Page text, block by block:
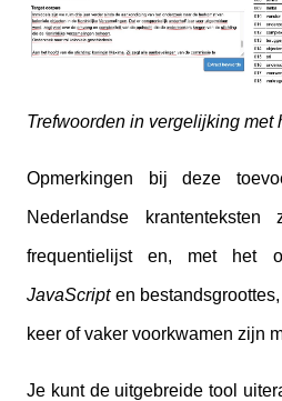
Trefwoorden in vergelijking met
Opmerkingen bij deze
Nederlandse
frequentielijst en, met het
JavaScripten
keer of vaker voorkwamen zijn
Je kunt de uitgebreide tool